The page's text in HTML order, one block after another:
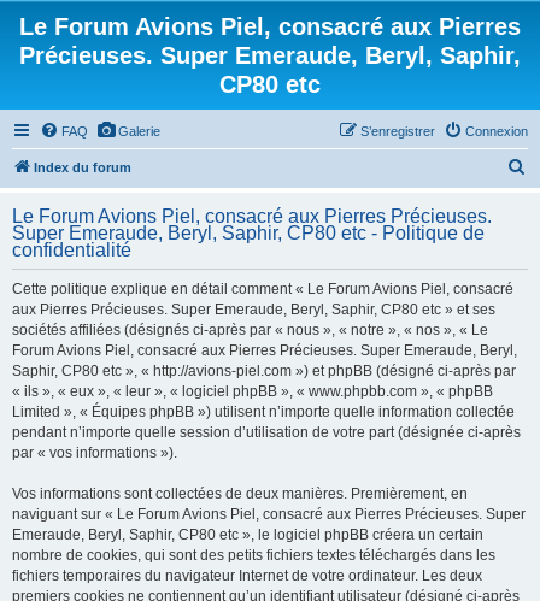
Le Forum Avions Piel, consacré aux Pierres
Précieuses. Super Emeraude, Beryl, Saphir,
CP80 etc
FAQ Galerie Connexion
S’enregistrer
Index du forum
Le Forum Avions Piel, consacré aux Pierres Précieuses.
Super Emeraude, Beryl, Saphir, CP80 etc - Politique de
confidentialité
Cette politique explique en détail comment « Le Forum Avions Piel, consacré
aux Pierres Précieuses. Super Emeraude, Beryl, Saphir, CP80 etc » et ses
sociétés affiliées (désignés ci-après par « nous », « notre », « nos », « Le
Forum Avions Piel, consacré aux Pierres Précieuses. Super Emeraude, Beryl,
Saphir, CP80 etc », « http://avions-piel.com ») et phpBB (désigné ci-après par
« ils », « eux », « leur », « logiciel phpBB », « www.phpbb.com », « phpBB
Limited », « Équipes phpBB ») utilisent n’importe quelle information collectée
pendant n’importe quelle session d’utilisation de votre part (désignée ci-après
par « vos informations »).
Vos informations sont collectées de deux manières. Premièrement, en
naviguant sur « Le Forum Avions Piel, consacré aux Pierres Précieuses. Super
Emeraude, Beryl, Saphir, CP80 etc », le logiciel phpBB créera un certain
nombre de cookies, qui sont des petits fichiers textes téléchargés dans les
fichiers temporaires du navigateur Internet de votre ordinateur. Les deux
premiers cookies ne contiennent qu’un identifiant utilisateur (désigné ci-après